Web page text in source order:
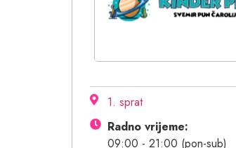
1. sprat
Radno vrijeme:
09:00 - 21:00 (pon-sub)